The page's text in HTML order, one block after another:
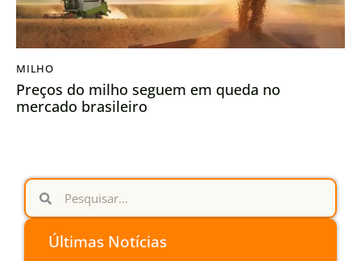
MILHO
Preços do milho seguem em queda no
mercado brasileiro
Últimas Notícias